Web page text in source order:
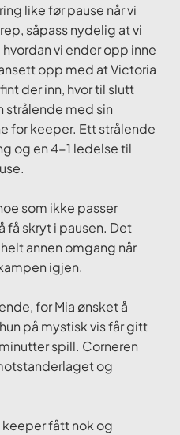
like før pause når vi
såpass nydelig at vi
vi ender opp inne
opp med at Victoria
der inn, hvor til slutt
strålende med sin
for keeper. Ett strålende
og en 4-1 ledelse til
som ikke passer
få skryt i pausen. Det
annen omgang når
igjen.
for Mia ønsket å
på mystisk vis får gitt
spill. Corneren
og
keeper fått nok og